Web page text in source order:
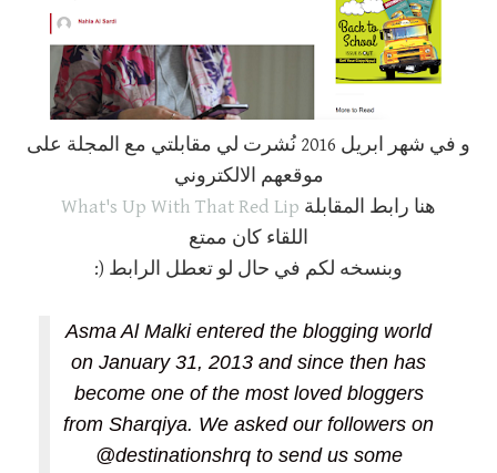
و في شهر ابريل 2016 نُشرت لي مقابلتي مع المجلة على
موقعهم الالكتروني
هنا رابط المقابلة What's Up With That Red Lip
اللقاء كان ممتع
وبنسخه لكم في حال لو تعطل الرابط (:
Asma Al Malki entered the blogging world
on January 31, 2013 and since then has
become one of the most loved bloggers
from Sharqiya. We asked our followers on
@destinationshrq to send us some